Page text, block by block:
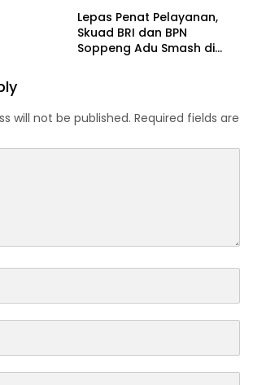
Lepas Penat Pelayanan,
Skuad BRI dan BPN
Soppeng Adu Smash di
will not be published. Required fields are